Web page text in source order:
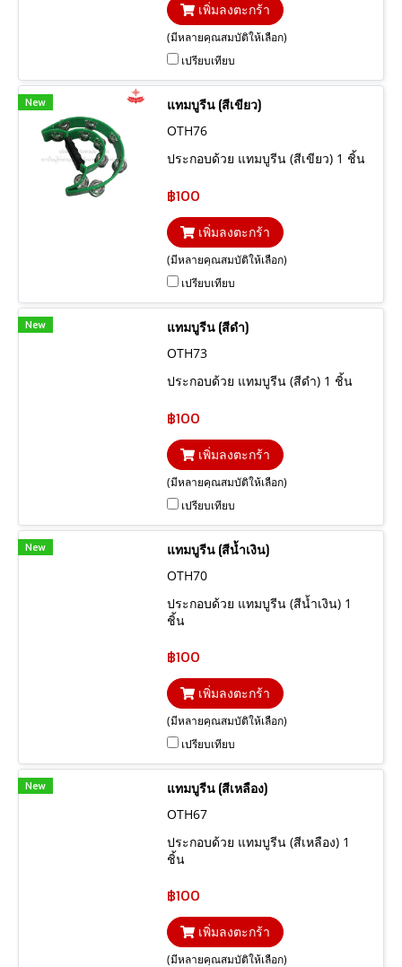
เพิ่มลงตะกร้า
(มีหลายคุณสมบัติให้เลือก)
เปรียบเทียบ
New
แทมบูรีน (สีเขียว)
OTH76
ประกอบด้วย แทมบูรีน (สีเขียว) 1 ชิ้น
฿100
เพิ่มลงตะกร้า
(มีหลายคุณสมบัติให้เลือก)
เปรียบเทียบ
New
แทมบูรีน (สีดำ)
OTH73
ประกอบด้วย แทมบูรีน (สีดำ) 1 ชิ้น
฿100
เพิ่มลงตะกร้า
(มีหลายคุณสมบัติให้เลือก)
เปรียบเทียบ
New
แทมบูรีน (สีน้ำเงิน)
OTH70
ประกอบด้วย แทมบูรีน (สีน้ำเงิน) 1
ชิ้น
฿100
เพิ่มลงตะกร้า
(มีหลายคุณสมบัติให้เลือก)
เปรียบเทียบ
New
แทมบูรีน (สีเหลือง)
OTH67
ประกอบด้วย แทมบูรีน (สีเหลือง) 1
ชิ้น
฿100
เพิ่มลงตะกร้า
(มีหลายคุณสมบัติให้เลือก)